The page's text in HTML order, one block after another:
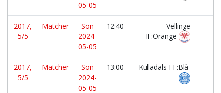
05-05
2017,
5/5
Matcher
Sön
2024-
05-05
12:40
Vellinge
IF:Orange
-
2017,
5/5
Matcher
Sön
2024-
05-05
13:00 Kulladals FF:Blå -